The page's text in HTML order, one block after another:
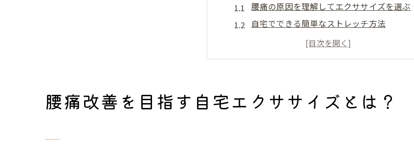
腰痛の原因を理解してエクササイズを選ぶ
自宅でできる簡単なストレッチ方法
日常的に取り入れたい腰痛対策エクササイズ
腰痛改善に効果的なタイミングと頻度
腰痛予防のための正しい姿勢と日常習慣
腰痛に効果的な猫のポーズをマスターしよう
腰痛改善を目指す自宅エクササイズとは？